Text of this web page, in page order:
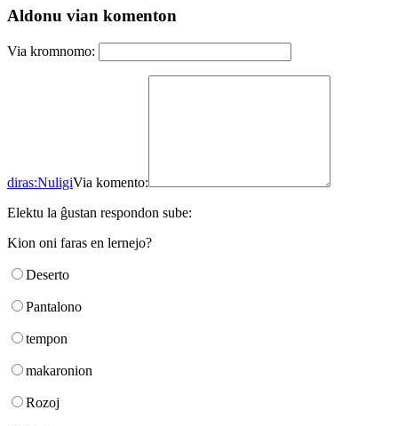
Aldonu vian komenton
Via kromnomo:
diras:NuligiVia komento:
Elektu la ĝustan respondon sube:
Kion oni faras en lernejo?
Deserto
Pantalono
tempon
makaronion
Rozoj